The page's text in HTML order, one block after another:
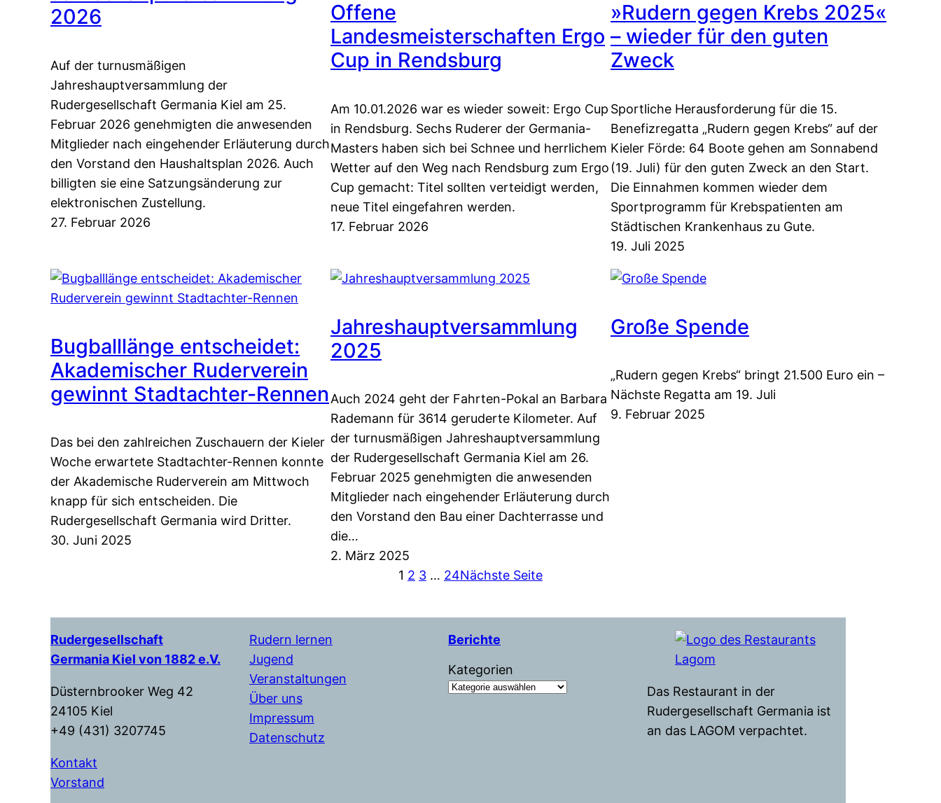
2026
Auf der turnusmäßigen
Jahreshauptversammlung der
Rudergesellschaft Germania Kiel am 25.
Februar 2026 genehmigten die anwesenden
Mitglieder nach eingehender Erläuterung durch
den Vorstand den Haushaltsplan 2026. Auch
billigten sie eine Satzungsänderung zur
elektronischen Zustellung.
27. Februar 2026
Offene
Landesmeisterschaften Ergo
Cup in Rendsburg
Am 10.01.2026 war es wieder soweit: Ergo Cup
in Rendsburg. Sechs Ruderer der Germania-
Masters haben sich bei Schnee und herrlichem
Wetter auf den Weg nach Rendsburg zum Ergo
Cup gemacht: Titel sollten verteidigt werden,
neue Titel eingefahren werden.
17. Februar 2026
»Rudern gegen Krebs 2025«
– wieder für den guten
Zweck
Sportliche Herausforderung für die 15.
Benefizregatta „Rudern gegen Krebs“ auf der
Kieler Förde: 64 Boote gehen am Sonnabend
(19. Juli) für den guten Zweck an den Start.
Die Einnahmen kommen wieder dem
Sportprogramm für Krebspatienten am
Städtischen Krankenhaus zu Gute.
19. Juli 2025
Bugballlänge entscheidet:
Akademischer Ruderverein
gewinnt Stadtachter-Rennen
Das bei den zahlreichen Zuschauern der Kieler
Woche erwartete Stadtachter-Rennen konnte
der Akademische Ruderverein am Mittwoch
knapp für sich entscheiden. Die
Rudergesellschaft Germania wird Dritter.
30. Juni 2025
Jahres­­­­­­haupt­­­­­­­versammlung
2025
Auch 2024 geht der Fahrten-Pokal an Barbara
Rademann für 3614 geruderte Kilometer. Auf
der turnusmäßigen Jahreshauptversammlung
der Rudergesellschaft Germania Kiel am 26.
Februar 2025 genehmigten die anwesenden
Mitglieder nach eingehender Erläuterung durch
den Vorstand den Bau einer Dachterrasse und
die…
2. März 2025
Große Spende
„Rudern gegen Krebs“ bringt 21.500 Euro ein –
Nächste Regatta am 19. Juli
9. Februar 2025
1 2 3 … 24Nächste Seite
Rudergesellschaft
Germania Kiel von 1882 e.V.
Düsternbrooker Weg 42
24105 Kiel
+49 (431) 3207745
Kontakt
Vorstand
Rudern lernen
Jugend
Veranstaltungen
Über uns
Impressum
Datenschutz
Berichte
Kategorien
Das Restaurant in der
Rudergesellschaft Germania ist
an das LAGOM verpachtet.